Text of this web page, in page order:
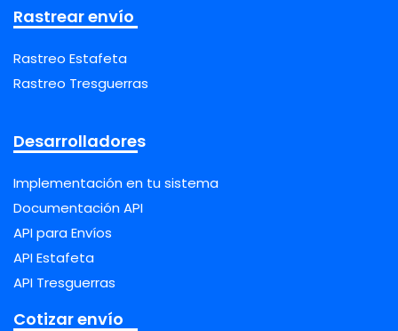
Rastrear envío
Rastreo Estafeta
Rastreo Tresguerras
Desarrolladores
Implementación en tu sistema
Documentación API
API para Envíos
API Estafeta
API Tresguerras
Cotizar envío